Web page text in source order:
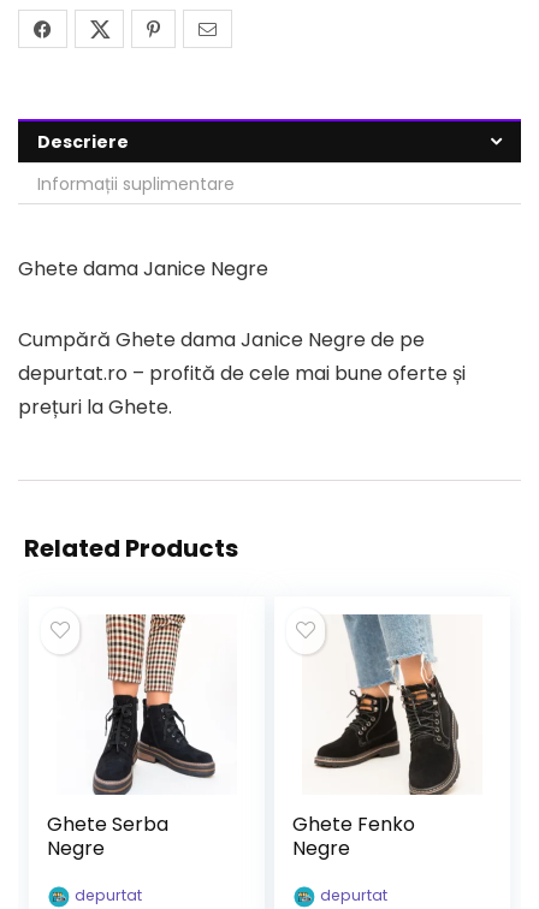
Descriere
Informații suplimentare
Ghete dama Janice Negre
Cumpără Ghete dama Janice Negre de pe
depurtat.ro – profită de cele mai bune oferte și
prețuri la Ghete.
Related Products
Ghete Serba
Negre
depurtat
Ghete Fenko
Negre
depurtat